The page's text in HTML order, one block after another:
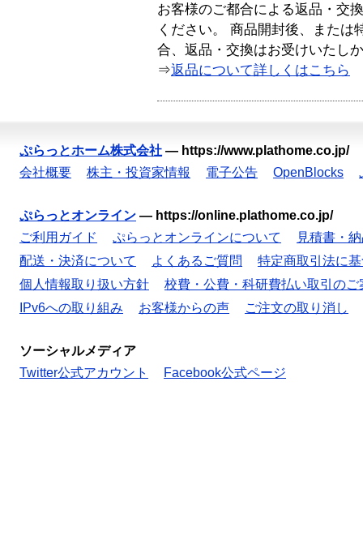
お客様のご都合による返品・交
ください。 商品開封後、または
合、返品・交換はお受けいたし
⇒返品について詳しくはこちら
ぷらっとホーム株式会社 — https://www.plathome.co.jp/
会社概要
株主・投資家情報 電子公告 OpenBlocks
ぷらっとオンライン — https://online.plathome.co.jp/
ご利用ガイド
ぷらっとオンラインについて
見積書・
配送・決済について
よくあるご質問
特定商取引法に
個人情報取り扱い方針
校費・公費・科研費払い取引のご
IPv6への取り組み
お客様からの声 ご注文の取り消し
ソーシャルメディア
Twitter公式アカウント
Facebook公式ページ